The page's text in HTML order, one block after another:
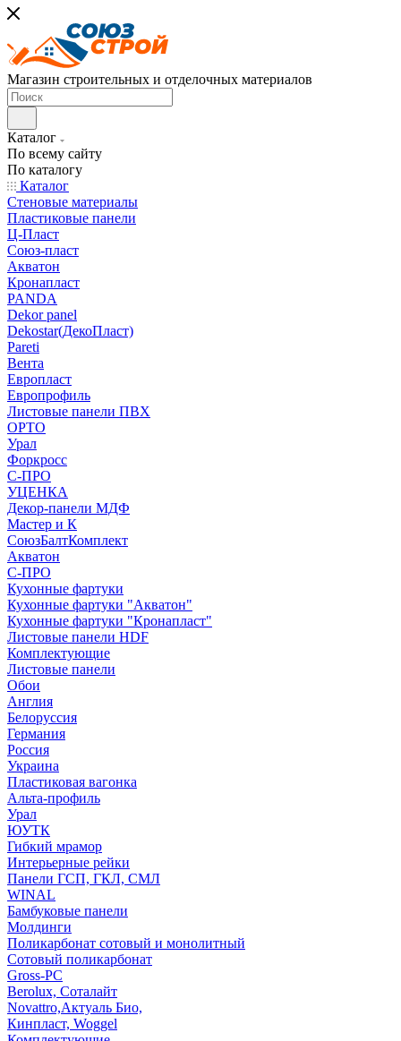
Магазин строительных и отделочных материалов
Каталог
По всему сайту
По каталогу
Каталог
Стеновые материалы
Пластиковые панели
Ц-Пласт
Союз-пласт
Акватон
Кронапласт
PANDA
Dekor panel
Dekostar(ДекоПласт)
Pareti
Вента
Европласт
Европрофиль
Листовые панели ПВХ
ОРТО
Урал
Форкросс
С-ПРО
УЦЕНКА
Декор-панели МДФ
Мастер и К
СоюзБалтКомплект
Акватон
С-ПРО
Кухонные фартуки
Кухонные фартуки "Акватон"
Кухонные фартуки "Кронапласт"
Листовые панели HDF
Комплектующие
Листовые панели
Обои
Англия
Белоруссия
Германия
Россия
Украина
Пластиковая вагонка
Альта-профиль
Урал
ЮУТК
Гибкий мрамор
Интерьерные рейки
Панели ГСП, ГКЛ, СМЛ
WINAL
Бамбуковые панели
Молдинги
Поликарбонат сотовый и монолитный
Сотовый поликарбонат
Gross-PC
Berolux, Соталайт
Novattro,Актуаль Био,
Кинпласт, Woggel